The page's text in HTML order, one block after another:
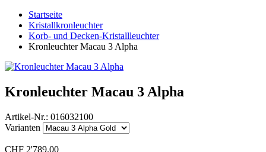
Startseite
Kristallkronleuchter
Korb- und Decken-Kristallleuchter
Kronleuchter Macau 3 Alpha
Kronleuchter Macau 3 Alpha
Artikel-Nr.: 016032100
Varianten
CHF 2'789.00